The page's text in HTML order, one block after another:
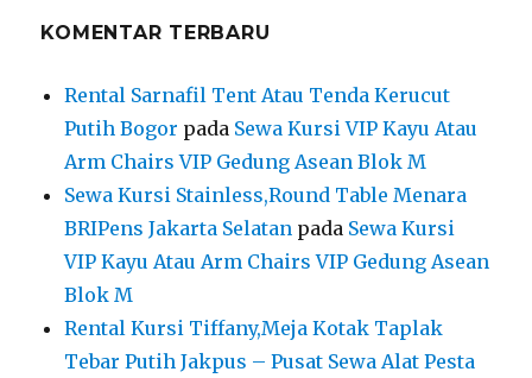
KOMENTAR TERBARU
Rental Sarnafil Tent Atau Tenda Kerucut
Putih Bogor pada Sewa Kursi VIP Kayu Atau
Arm Chairs VIP Gedung Asean Blok M
Sewa Kursi Stainless,Round Table Menara
BRIPens Jakarta Selatan pada Sewa Kursi
VIP Kayu Atau Arm Chairs VIP Gedung Asean
Blok M
Rental Kursi Tiffany,Meja Kotak Taplak
Tebar Putih Jakpus – Pusat Sewa Alat Pesta